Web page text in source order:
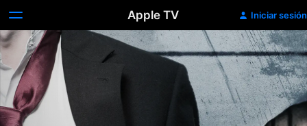
Apple TV Iniciar sesión